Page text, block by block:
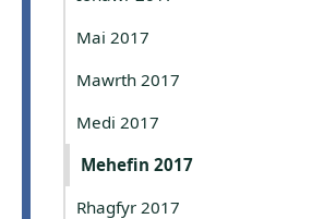
Mai 2017
Mawrth 2017
Medi 2017
Mehefin 2017
Rhagfyr 2017